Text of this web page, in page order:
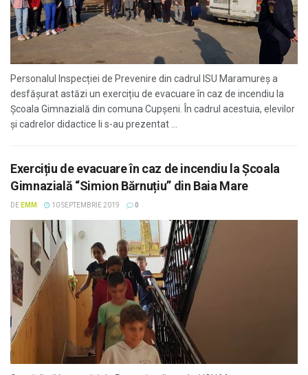
Personalul Inspecției de Prevenire din cadrul ISU Maramureș a
desfășurat astăzi un exercițiu de evacuare în caz de incendiu la
Școala Gimnazială din comuna Cupșeni. În cadrul acestuia, elevilor
și cadrelor didactice li s-au prezentat ...
Exercițiu de evacuare în caz de incendiu la Școala
Gimnazială “Simion Bărnuțiu” din Baia Mare
DE EMM 10 SEPTEMBRIE 2019 0